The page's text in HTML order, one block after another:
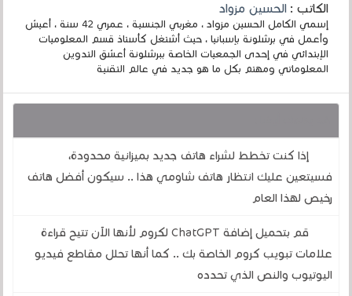
الكاتب :الحسين مزواد
إسمي الكامل الحسين مزواد ، مغربي الجنسية ، عمري 42 سنة ، أعيش
وأعمل في برشلونة بإسبانيا ، حيث أشتغل كأستاذ قسم المعلوميات
الإبتدائي في إحدى الجمعيات الخاصة ببرشلونة أعشق التدوين
المعلوماتي ومهتم بكل ما هو جديد في عالم التقنية
إذا كنت تخطط لشراء هاتف جديد بميزانية محدودة،
فسيتعين عليك انتظار هاتف شاومي هذا .. سيكون أفضل هاتف
رخيص لهذا العام
قم بتحميل إضافة ChatGPT لكروم لأنها الآن تتيح قراءة
علامات تبويب كروم الخاصة بك .. كما أنها تحلل مقاطع فيديو
اليوتيوب والنص الذي تحدده